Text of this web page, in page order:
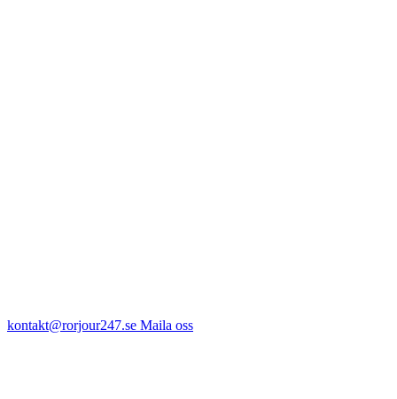
kontakt@rorjour247.se Maila oss